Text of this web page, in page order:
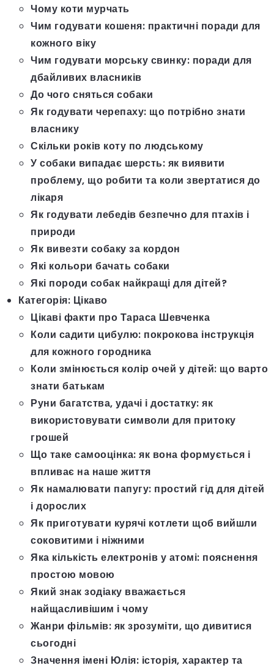
Чому коти мурчать
Чим годувати кошеня: практичні поради для
кожного віку
Чим годувати морську свинку: поради для
дбайливих власників
До чого сняться собаки
Як годувати черепаху: що потрібно знати
власнику
Скільки років коту по людському
У собаки випадає шерсть: як виявити
проблему, що робити та коли звертатися до
лікаря
Як годувати лебедів безпечно для птахів і
природи
Як вивезти собаку за кордон
Які кольори бачать собаки
Які породи собак найкращі для дітей?
Категорія: Цікаво
Цікаві факти про Тараса Шевченка
Коли садити цибулю: покрокова інструкція
для кожного городника
Коли змінюється колір очей у дітей: що варто
знати батькам
Руни багатства, удачі і достатку: як
використовувати символи для притоку
грошей
Що таке самооцінка: як вона формується і
впливає на наше життя
Як намалювати папугу: простий гід для дітей
і дорослих
Як приготувати курячі котлети щоб вийшли
соковитими і ніжними
Яка кількість електронів у атомі: пояснення
простою мовою
Який знак зодіаку вважається
найщасливішим і чому
Жанри фільмів: як зрозуміти, що дивитися
сьогодні
Значення імені Юлія: історія, характер та